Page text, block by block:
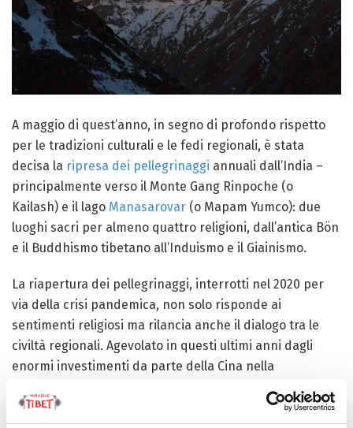
A maggio di quest’anno, in segno di profondo rispetto
per le tradizioni culturali e le fedi regionali, è stata
decisa la ripresa dei pellegrinaggi annuali dall’India –
principalmente verso il Monte Gang Rinpoche (o
Kailash) e il lago Manasarovar (o Mapam Yumco): due
luoghi sacri per almeno quattro religioni, dall’antica Bön
e il Buddhismo tibetano all’Induismo e il Giainismo.
La riapertura dei pellegrinaggi, interrotti nel 2020 per
via della crisi pandemica, non solo risponde ai
sentimenti religiosi ma rilancia anche il dialogo tra le
civiltà regionali. Agevolato in questi ultimi anni dagli
enormi investimenti da parte della Cina nella
ristrutturazione dei percorsi tradizionali, il supporto ai